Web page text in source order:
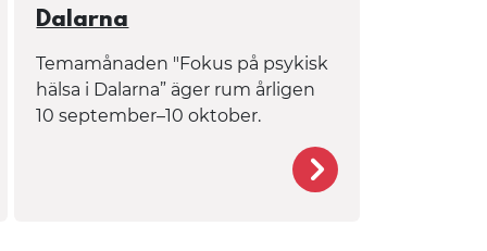
oss/projekt-och-evenemang/halsoalmanackan-2026/
Dalarna
Temamånaden "Fokus på psykisk
hälsa i Dalarna” äger rum årligen
10 september–10 oktober.
/verksamhet/